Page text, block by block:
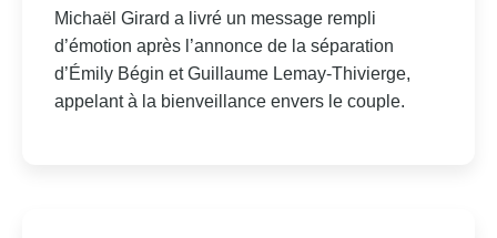
Michaël Girard a livré un message rempli
d’émotion après l’annonce de la séparation
d’Émily Bégin et Guillaume Lemay-Thivierge,
appelant à la bienveillance envers le couple.